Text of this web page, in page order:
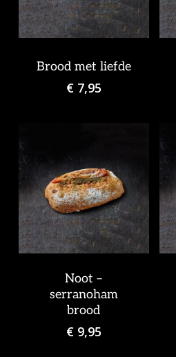
Brood met liefde
€7,95
Noot –
serranoham
brood
€9,95